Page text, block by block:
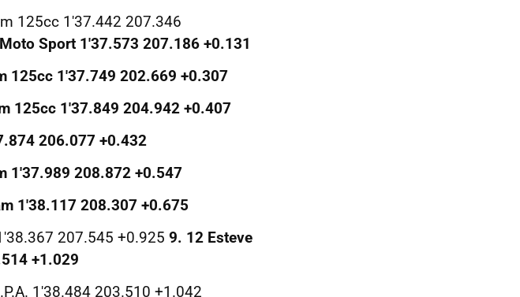
125cc 1'37.442 207.346
Sport 1'37.573 207.186 +0.131
125cc 1'37.749 202.669 +0.307
125cc 1'37.849 204.942 +0.407
206.077 +0.432
1'37.989 208.872 +0.547
1'38.117 208.307 +0.675
207.545 +0.925 9. 12 Esteve
+1.029
1'38.484 203.510 +1.042